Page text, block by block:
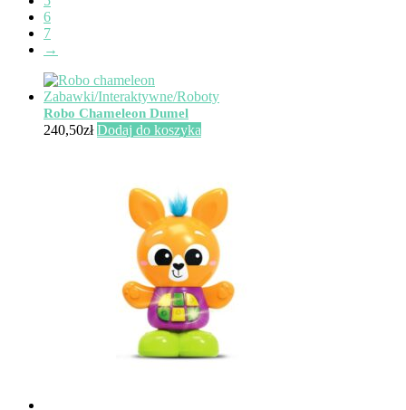
6
7
→
Robo Chameleon Dumel
240,50zł Dodaj do koszyka